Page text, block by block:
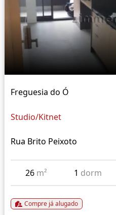
Freguesia do Ó
Studio/Kitnet
Rua Brito Peixoto
26 m² 1 dorm
Compre já alugado